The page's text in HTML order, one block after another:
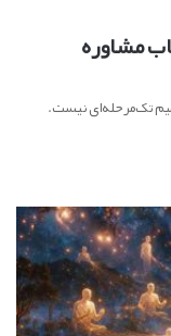
تحصیلی با شغلی و 3 کتاب مشاوره
تک‌مرحله‌ای نیست.